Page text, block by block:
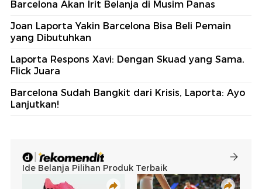
Barcelona Akan Irit Belanja di Musim Panas
Joan Laporta Yakin Barcelona Bisa Beli Pemain
yang Dibutuhkan
Laporta Respons Xavi: Dengan Skuad yang Sama,
Flick Juara
Barcelona Sudah Bangkit dari Krisis, Laporta: Ayo
Lanjutkan!